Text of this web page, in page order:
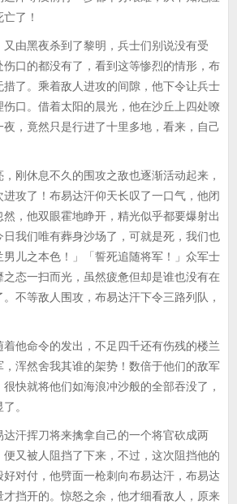
了！
由黑夜杀到了黎明，兵士们别说没有受
口的都没有了，看到这等惨烈的情形，布
了。乘着敌人进攻的间隙，他下令让兵士
口。借着太阳的晨光，他在沙丘上四处嘹
，竟然只是行进了十里多地，看来，自己
休息不久的围攻之敌也逐渐活动起来，
攻了！布易达汗仰天长叹了一口气，他闭
，他双眼霍地睁开，精光似乎都要爆射出
我们唯有葬身沙场了，可就是死，我们也
儿之本色！」「誓死追随将军！」众军士
态一扫而光，虽然疲惫但却是谁也没有在
不等敌人围攻，布易达汗下令三路列队，
命令的发出，不足四千还有伤残的楼兰
浑然舍我其谁的架势！数倍于他们的敌军
快就将他们如海浪冲沙般的全部吞没了，
。
汗挥刀将来擒拿自己的一个将官砍成两
又被人阻挡了下来，不过，这次阻挡他的
好对付，他劈面一枪刺向布易达汗，布易达
挡开的。惊怒之余，他才细看敌人，原来